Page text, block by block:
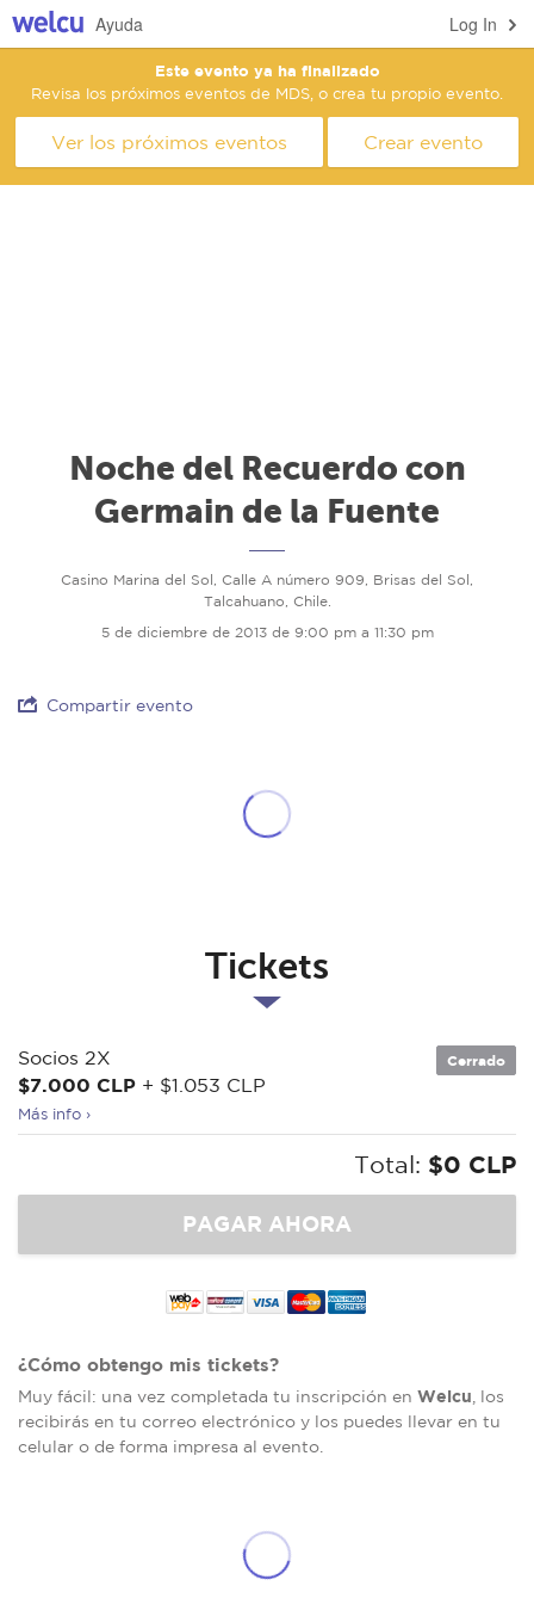
Log In
Ayuda
Este evento ya ha finalizado
Revisa los próximos eventos de MDS, o crea tu propio evento.
Ver los próximos eventos Crear evento
Noche del Recuerdo con
Germain de la Fuente
Casino Marina del Sol, Calle A número 909, Brisas del Sol,
Talcahuano, Chile.
5 de diciembre de 2013 de 9:00 pm a 11:30 pm
Compartir evento
Tickets
Socios 2X
$7.000 CLP + $1.053 CLP
Más info ›
Cerrado
Total: $0 CLP
¿Cómo obtengo mis tickets?
Muy fácil: una vez completada tu inscripción en Welcu , los
recibirás en tu correo electrónico y los puedes llevar en tu
celular o de forma impresa al evento.